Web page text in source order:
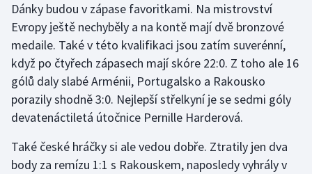
Futsal
Golf
Gymnastika
Házená
Jezdectví
Dánky budou v zápase favoritkami. Na mistrovství
Evropy ještě nechyběly a na kontě mají dvě bronzové
medaile. Také v této kvalifikaci jsou zatím suverénní,
když po čtyřech zápasech mají skóre 22:0. Z toho ale 16
gólů daly slabé Arménii, Portugalsko a Rakousko
porazily shodně 3:0. Nejlepší střelkyní je se sedmi góly
devatenáctiletá útočnice Pernille Harderová.
Také české hráčky si ale vedou dobře. Ztratily jen dva
body za remízu 1:1 s Rakouskem, naposledy vyhrály v